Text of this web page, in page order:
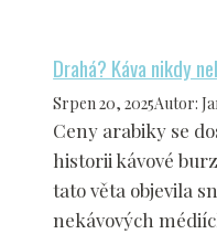
Drahá? Káva nikdy
Srpen 20, 2025Autor:
Ceny arabiky se
historii kávové
tato věta objevila
nekávových